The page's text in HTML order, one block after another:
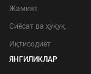
Жамият
Сиёсат ва ҳуқуқ
Иқтисодиёт
ЯНГИЛИКЛАР